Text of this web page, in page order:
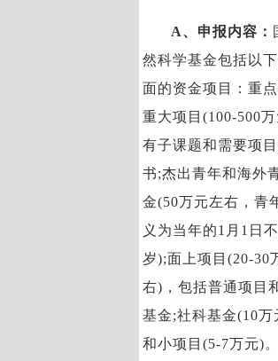
A、申报内容：
然科学基金包括以
面的资金项目：重
重大项目(100-500万
有子课题和需要项
书;杰出青年和海外
金(50万元左右，青
义为当年的1月1日
岁);面上项目(20-30
右)，包括普通项目
基金;社科基金(10万
和小项目(5-7万元)。